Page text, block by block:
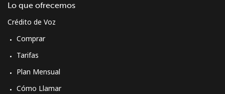
Lo que ofrecemos
Crédito de Voz
Comprar
Tarifas
Plan Mensual
Cómo Llamar